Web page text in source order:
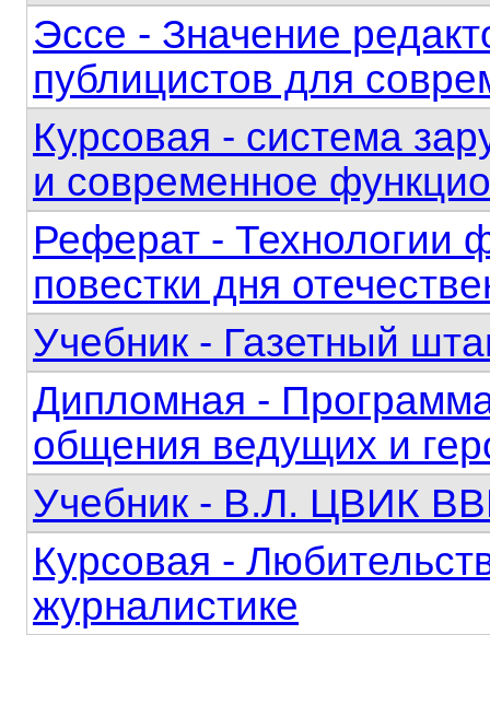
Эссе - Значение
публицистов для
Курсовая - система
и современное
Реферат - Технологии
повестки дня
Учебник - Газетный
Дипломная -
общения ведущих и
Учебник - В.Л. ЦВИК
Курсовая -
журналистике